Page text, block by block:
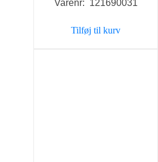
Varenr: 121690031
Tilføj til kurv